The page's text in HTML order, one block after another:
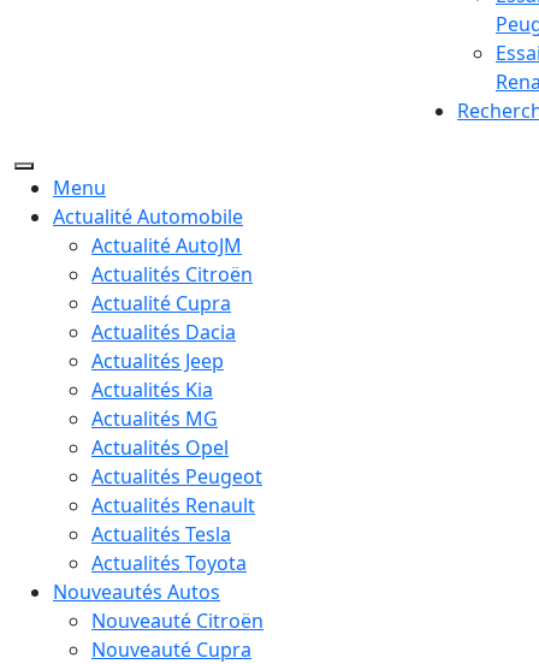
Menu
Actualité Automobile
Actualité AutoJM
Actualités Citroën
Actualité Cupra
Actualités Dacia
Actualités Jeep
Actualités Kia
Actualités MG
Actualités Opel
Actualités Peugeot
Actualités Renault
Actualités Tesla
Actualités Toyota
Nouveautés Autos
Nouveauté Citroën
Nouveauté Cupra